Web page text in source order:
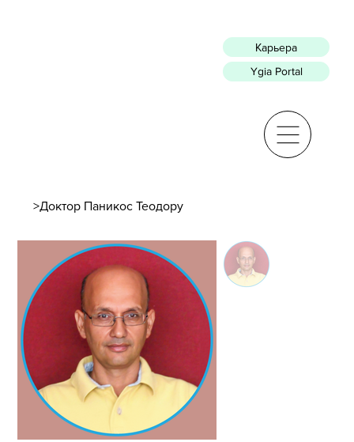
Карьера
Ygia Portal
>Доктор Паникос Теодору